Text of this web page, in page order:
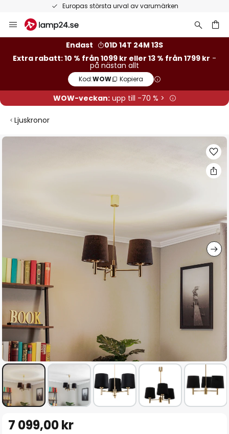
Europas största urval av varumärken
Hoppa
till
Endast
01D 14T 24M 12S
Extra rabatt: 10 % från 1099 kr eller 13 % från 1799 kr -
på nästan allt
Kod:WOW Kopiera
WOW-veckan:upp till -70 % >
Ljuskronor
Hoppa
till7 099,00 kr